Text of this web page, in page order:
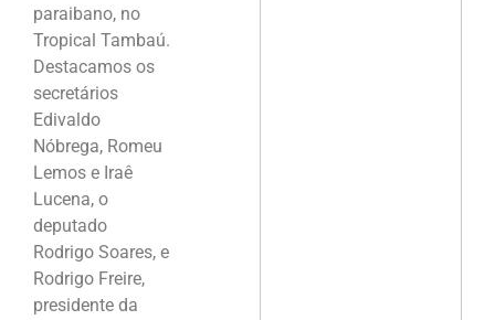
paraibano, no
Tropical Tambaú.
Destacamos os
secretários
Edivaldo
Nóbrega, Romeu
Lemos e Iraê
Lucena, o
deputado
Rodrigo Soares, e
Rodrigo Freire,
presidente da